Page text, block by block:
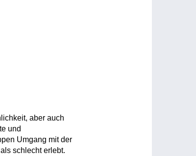
aber auch
und
Umgang mit der
schlecht erlebt.